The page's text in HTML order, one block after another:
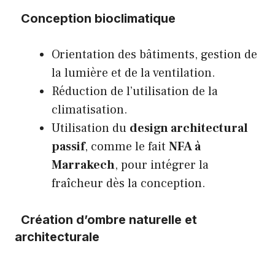
Conception bioclimatique
Orientation des bâtiments, gestion de
la lumière et de la ventilation.
Réduction de l’utilisation de la
climatisation.
Utilisation du design architectural
passif, comme le fait NFA à
Marrakech, pour intégrer la
fraîcheur dès la conception.
Création d’ombre naturelle et
architecturale